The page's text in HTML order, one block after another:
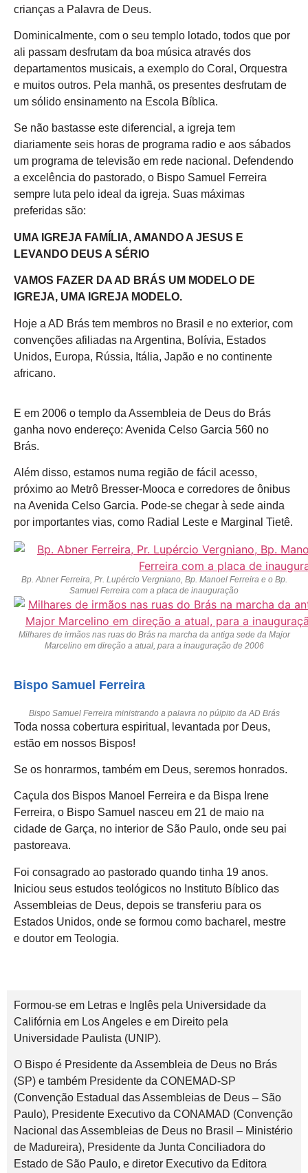
crianças a Palavra de Deus.
Dominicalmente, com o seu templo lotado, todos que por
ali passam desfrutam da boa música através dos
departamentos musicais, a exemplo do Coral, Orquestra
e muitos outros. Pela manhã, os presentes desfrutam de
um sólido ensinamento na Escola Bíblica.
Se não bastasse este diferencial, a igreja tem
diariamente seis horas de programa radio e aos sábados
um programa de televisão em rede nacional. Defendendo
a excelência do pastorado, o Bispo Samuel Ferreira
sempre luta pelo ideal da igreja. Suas máximas
preferidas são:
UMA IGREJA FAMÍLIA, AMANDO A JESUS E
LEVANDO DEUS A SÉRIO
VAMOS FAZER DA AD BRÁS UM MODELO DE
IGREJA, UMA IGREJA MODELO.
Hoje a AD Brás tem membros no Brasil e no exterior, com
convenções afiliadas na Argentina, Bolívia, Estados
Unidos, Europa, Rússia, Itália, Japão e no continente
africano.
E em 2006 o templo da Assembleia de Deus do Brás
ganha novo endereço: Avenida Celso Garcia 560 no
Brás.
Além disso, estamos numa região de fácil acesso,
próximo ao Metrô Bresser-Mooca e corredores de ônibus
na Avenida Celso Garcia. Pode-se chegar à sede ainda
por importantes vias, como Radial Leste e Marginal Tietê.
Bp. Abner Ferreira, Pr. Lupércio Vergniano, Bp. Manoel Ferreira e o Bp.
Samuel Ferreira com a placa de inauguração
Milhares de irmãos nas ruas do Brás na marcha da antiga sede da Major
Marcelino em direção a atual, para a inauguração de 2006
Bispo Samuel Ferreira
Bispo Samuel Ferreira ministrando a palavra no púlpito da AD Brás
Toda nossa cobertura espiritual, levantada por Deus,
estão em nossos Bispos!
Se os honrarmos, também em Deus, seremos honrados.
Caçula dos Bispos Manoel Ferreira e da Bispa Irene
Ferreira, o Bispo Samuel nasceu em 21 de maio na
cidade de Garça, no interior de São Paulo, onde seu pai
pastoreava.
Foi consagrado ao pastorado quando tinha 19 anos.
Iniciou seus estudos teológicos no Instituto Bíblico das
Assembleias de Deus, depois se transferiu para os
Estados Unidos, onde se formou como bacharel, mestre
e doutor em Teologia.
Formou-se em Letras e Inglês pela Universidade da
Califórnia em Los Angeles e em Direito pela
Universidade Paulista (UNIP).
O Bispo é Presidente da Assembleia de Deus no Brás
(SP) e também Presidente da CONEMAD-SP
(Convenção Estadual das Assembleias de Deus – São
Paulo), Presidente Executivo da CONAMAD (Convenção
Nacional das Assembleias de Deus no Brasil – Ministério
de Madureira), Presidente da Junta Conciliadora do
Estado de São Paulo, e diretor Executivo da Editora